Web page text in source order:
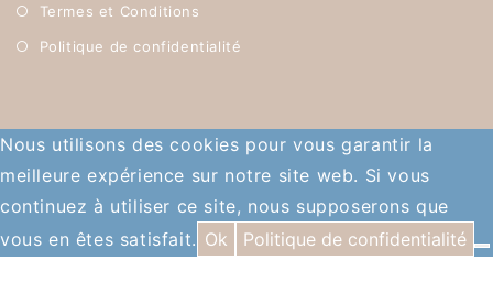
Termes et Conditions
Politique de confidentialité
Nous utilisons des cookies pour vous garantir la
meilleure expérience sur notre site web. Si vous
continuez à utiliser ce site, nous supposerons que
vous en êtes satisfait. Ok Politique de confidentialité